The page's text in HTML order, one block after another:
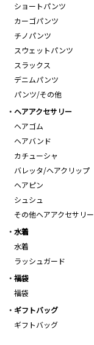
ショートパンツ
カーゴパンツ
チノパンツ
スウェットパンツ
スラックス
デニムパンツ
パンツ/その他
ヘアアクセサリー
ヘアゴム
ヘアバンド
カチューシャ
バレッタ/ヘアクリップ
ヘアピン
シュシュ
その他ヘアアクセサリー
水着
水着
ラッシュガード
福袋
福袋
ギフトバッグ
ギフトバッグ